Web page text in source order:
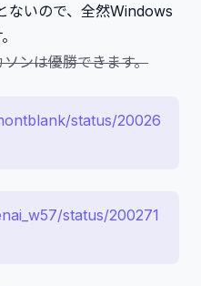
ないので、全然Windows
ンは優勝できます。
status/20026
status/200271